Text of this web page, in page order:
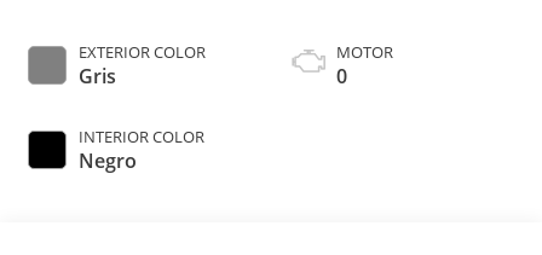
EXTERIOR COLOR
Gris
INTERIOR COLOR
Negro
MOTOR
0